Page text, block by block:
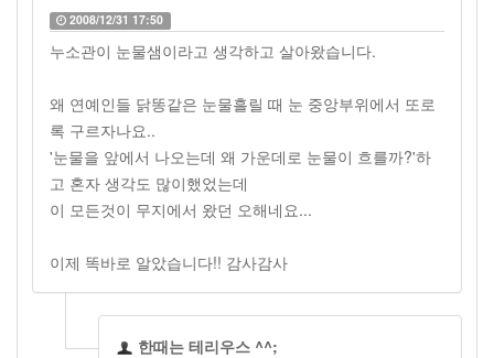
2008/12/31 17:50
누소관이 눈물샘이라고 생각하고 살아왔습니다.
왜 연예인들 닭똥같은 눈물흘릴 때 눈 중앙부위에서 또로
록 구르자나요..
'눈물을 앞에서 나오는데 왜 가운데로 눈물이 흐를까?'하
고 혼자 생각도 많이했었는데
이 모든것이 무지에서 왔던 오해네요...
이제 똑바로 알았습니다!! 감사감사
한때는 테리우스 ^^;